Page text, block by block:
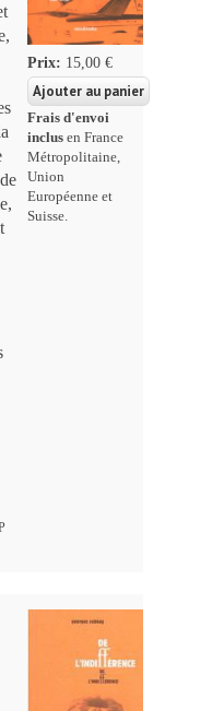
Prix: 15,00 €
Frais d'envoi
inclus en France
Métropolitaine,
Union
Européenne et
Suisse.